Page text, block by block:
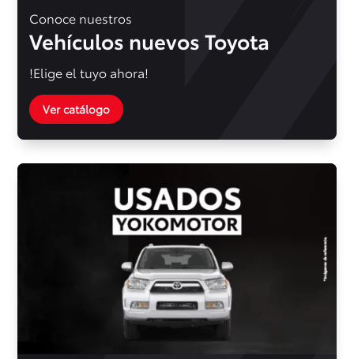
Conoce nuestros
Vehículos nuevos Toyota
!Elige el tuyo ahora!
Ver catálogo